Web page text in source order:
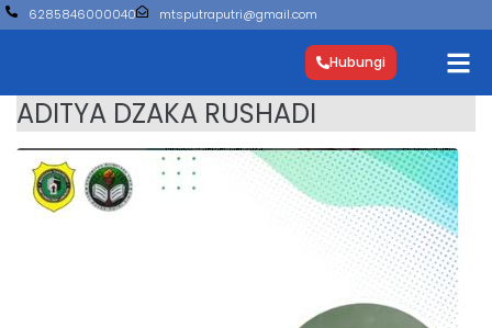
6285846000040 mtsputraputri@gmail.com
Hubungi
ADITYA DZAKA RUSHADI